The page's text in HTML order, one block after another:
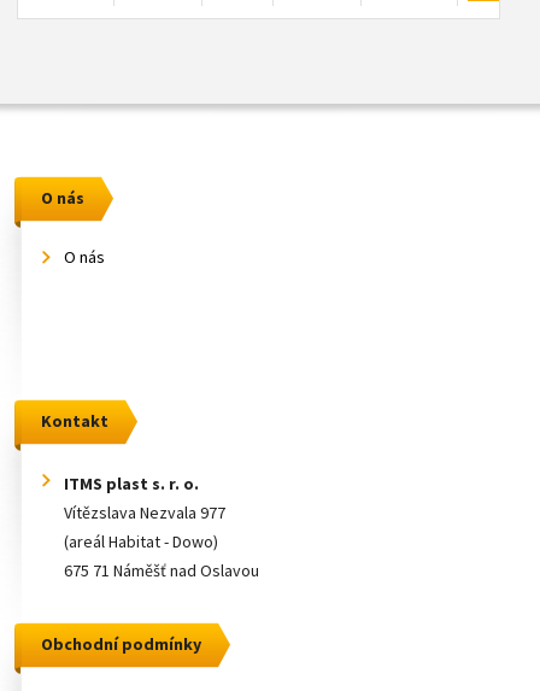
O nás
O nás
Kontakt
ITMS plast s. r. o.
Vítězslava Nezvala 977
(areál Habitat - Dowo)
675 71 Náměšť nad Oslavou
Obchodní podmínky